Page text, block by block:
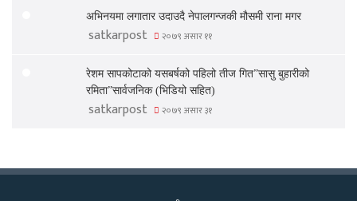
अभिनयमा लगातार उदाउदै नेपालगन्जकी मौसमी राना मगर
satkarpost २०७९ असार ११
रेशम सापकोटाको यसबर्षको पहिलो तीज गित”सासु बुहारीको
रमिता”सार्वजनिक (भिडियो सहित)
satkarpost २०७९ असार ३१